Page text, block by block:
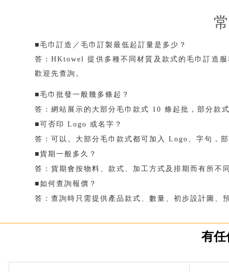
■毛巾訂造／毛巾訂製最低起訂量是多少？
答：HKtowel 提供多種不同材質及款式的毛巾訂造
歡迎先查詢。
■毛巾批發一般幾多條起？
答：網站展示的大部分毛巾款式 10 條起批，部分款
■可否印 Logo 或名字？
答：可以。大部分毛巾款式都可加入 Logo、字句，
■貨期一般多久？
答：貨期會按物料、款式、加工方式及排期而有所
■如何查詢報價？
答：查詢時只需提供產品款式、數量、初步設計圖、
有任